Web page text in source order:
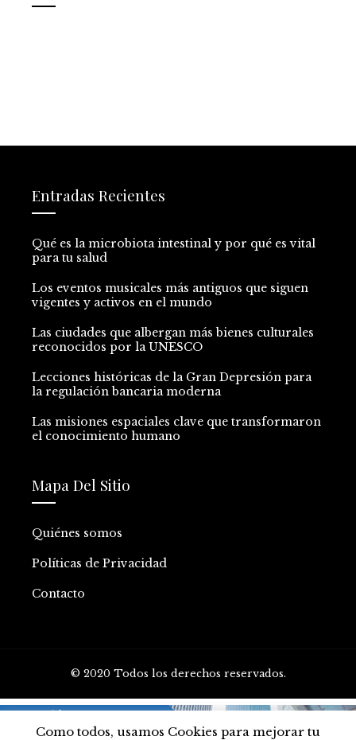
Entradas Recientes
Qué es la microbiota intestinal y por qué es vital
para tu salud
Los eventos musicales más antiguos que siguen
vigentes y activos en el mundo
Las ciudades que albergan más bienes culturales
reconocidos por la UNESCO
Lecciones históricas de la Gran Depresión para
la regulación bancaria moderna
Las misiones espaciales clave que transformaron
el conocimiento humano
Mapa Del Sitio
Quiénes somos
Políticas de Privacidad
Contacto
© 2020 Todos los derechos reservados.
Como todos, usamos Cookies para mejorar tu